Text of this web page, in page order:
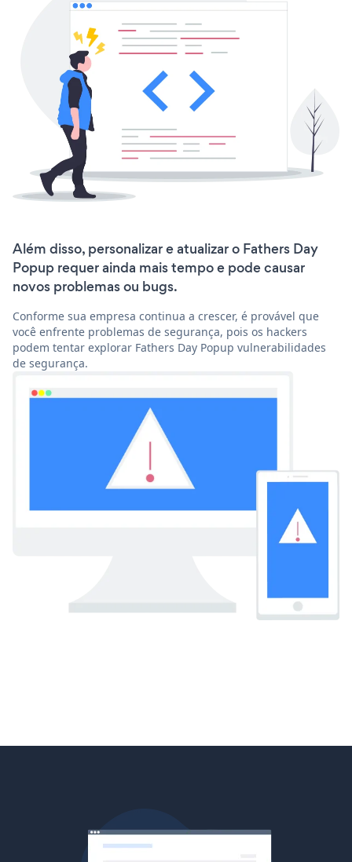
Além disso, personalizar e atualizar o Fathers Day
Popup requer ainda mais tempo e pode causar
novos problemas ou bugs.
Conforme sua empresa continua a crescer, é provável que
você enfrente problemas de segurança, pois os hackers
podem tentar explorar Fathers Day Popup vulnerabilidades
de segurança.